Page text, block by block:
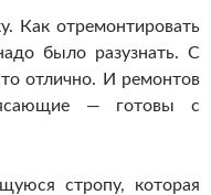
Как отремонтировать
было разузнать. С
отлично. И ремонтов
— готовы с
стропу, которая